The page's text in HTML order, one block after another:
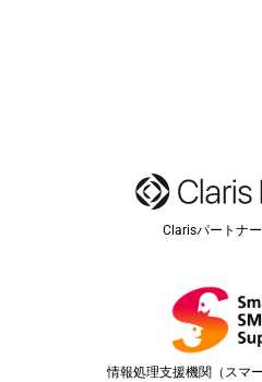
Clarisパートナ
情報処理支援機関（スマ